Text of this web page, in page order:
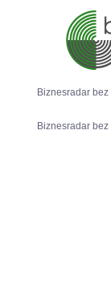
Biznesradar
Biznesradar